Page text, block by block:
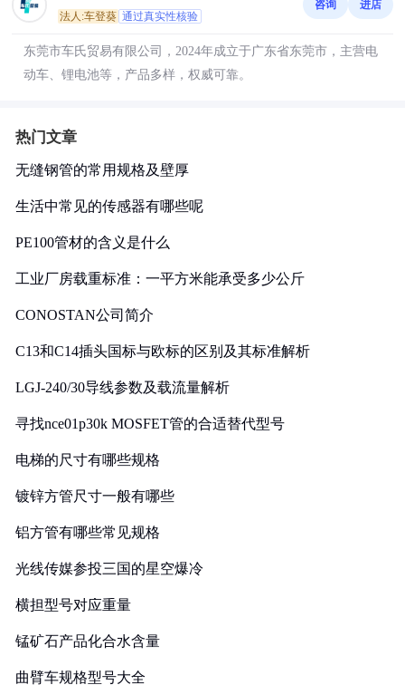
法人:车登葵 通过真实性核验
咨询 进店
东莞市车氏贸易有限公司，2024年成立于广东省东莞市，主营电
动车、锂电池等，产品多样，权威可靠。
热门文章
无缝钢管的常用规格及壁厚
生活中常见的传感器有哪些呢
PE100管材的含义是什么
工业厂房载重标准：一平方米能承受多少公斤
CONOSTAN公司简介
C13和C14插头国标与欧标的区别及其标准解析
LGJ-240/30导线参数及载流量解析
寻找nce01p30k MOSFET管的合适替代型号
电梯的尺寸有哪些规格
镀锌方管尺寸一般有哪些
铝方管有哪些常见规格
光线传媒参投三国的星空爆冷
横担型号对应重量
锰矿石产品化合水含量
曲臂车规格型号大全